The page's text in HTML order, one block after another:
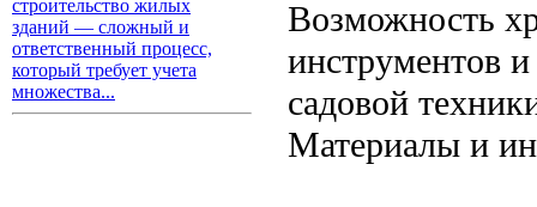
строительство жилых
зданий — сложный и
ответственный процесс,
который требует учета
множества...
Возможность
инструментов
садовой
Материалы и